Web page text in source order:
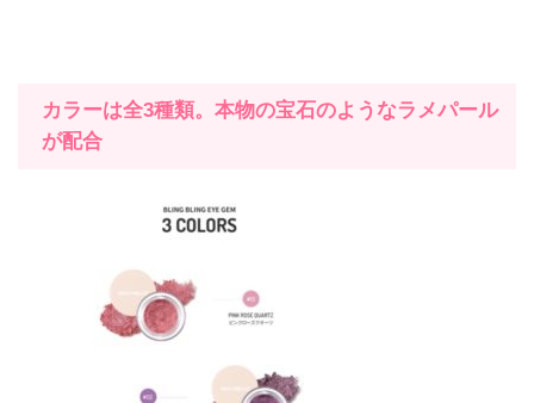
カラーは全3種類。本物の宝石のようなラメパール
が配合